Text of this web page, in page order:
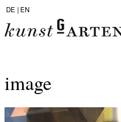
DE | EN
image